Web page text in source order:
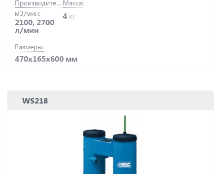
Производительность,
м3/мин:
2100, 2700
л/мин
Масса:
4 кг
Размеры:
470x165x600 мм
WS218